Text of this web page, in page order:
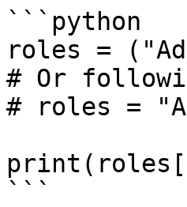
```python
roles =
# Or
# roles =
```